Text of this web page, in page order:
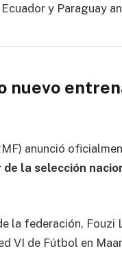
y Paraguay
nuevo
anunció
la selección
la federación, Fouzi
VI de Fútbol en